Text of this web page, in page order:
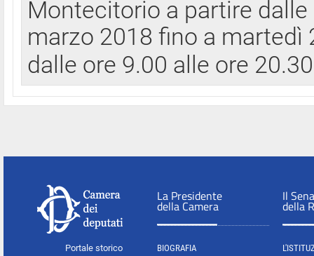
Montecitorio a partire
marzo 2018 fino a
dalle ore 9.00 alle ore
Portale storico
La Presidente
della Camera
BIOGRAFIA
Il
della